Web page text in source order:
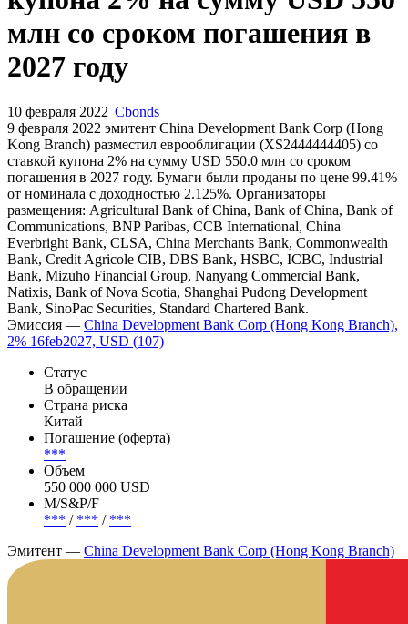
млн со сроком погашения в
2027 году
10 февраля 2022 Cbonds
9 февраля 2022 эмитент China Development Bank Corp (Hong
Kong Branch) разместил еврооблигации (XS2444444405) cо
ставкой купона 2% на сумму USD 550.0 млн со сроком
погашения в 2027 году. Бумаги были проданы по цене 99.41%
от номинала с доходностью 2.125%. Организаторы
размещения: Agricultural Bank of China, Bank of China, Bank of
Communications, BNP Paribas, CCB International, China
Everbright Bank, CLSA, China Merchants Bank, Commonwealth
Bank, Credit Agricole CIB, DBS Bank, HSBC, ICBC, Industrial
Bank, Mizuho Financial Group, Nanyang Commercial Bank,
Natixis, Bank of Nova Scotia, Shanghai Pudong Development
Bank, SinoPac Securities, Standard Chartered Bank.
Эмиссия — China Development Bank Corp (Hong Kong Branch),
2% 16feb2027, USD (107)
Статус
В обращении
Страна риска
Китай
Погашение (оферта)
***
Объем
550 000 000 USD
М/S&P/F
*** / *** / ***
Эмитент — China Development Bank Corp (Hong Kong Branch)